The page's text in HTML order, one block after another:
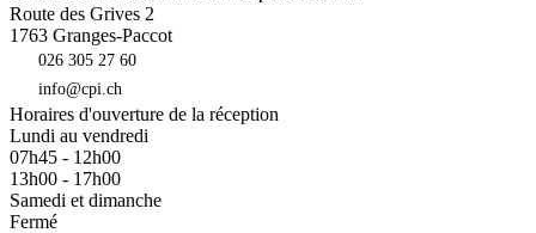
Route des Grives 2
1763 Granges-Paccot
026 305 27 60
info@cpi.ch
Horaires d'ouverture de la réception
Lundi au vendredi
07h45 - 12h00
13h00 - 17h00
Samedi et dimanche
Fermé